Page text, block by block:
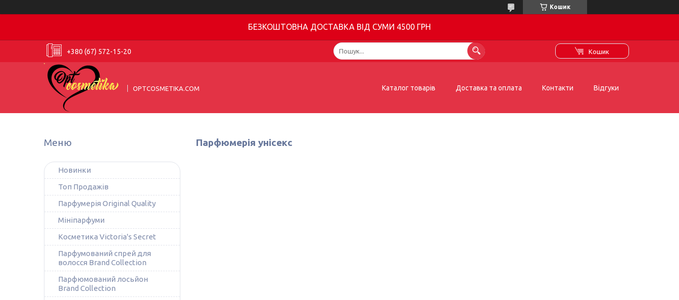
Кошик
БЕЗКОШТОВНА ДОСТАВКА ВІД СУМИ 4500 ГРН
+380 (67) 572-15-20 Кошик
OPTCOSMETIKA.COM Каталог товарів Доставка та оплата Контакти Відгуки
Парфюмерія унісекс
Новинки
Топ Продажів
Парфумерія Original Quality
Мініпарфуми
Косметика Victoria's Secret
Парфумований спрей для
волосся Brand Collection
Парфюмований лосьйон
Brand Collection